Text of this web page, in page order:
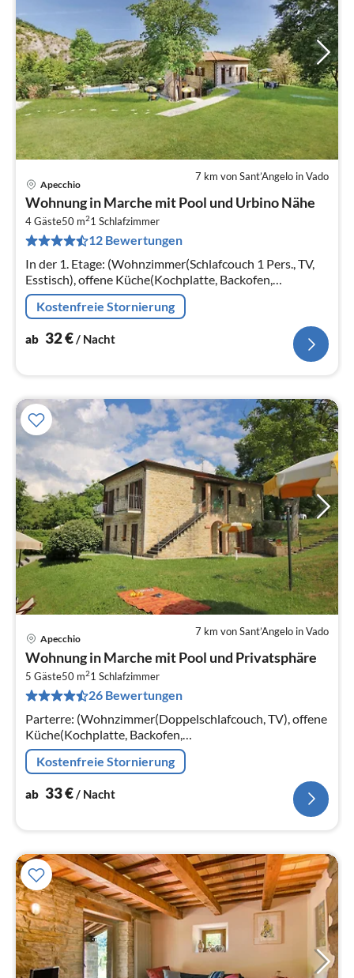
7 km von Sant’Angelo in Vado
Apecchio
Wohnung in Marche mit Pool und Urbino Nähe
4 Gäste50 m21 Schlafzimmer
12 Bewertungen
In der 1. Etage: (Wohnzimmer(Schlafcouch 1 Pers., TV,
Esstisch), offene Küche(Kochplatte, Backofen,
Kühl-/Gefrierkombination), Schlafzimmer(Einzelbett,
Doppelbett)
Kostenfreie Stornierung
ab 32€/ Nacht
7 km von Sant’Angelo in Vado
Apecchio
Wohnung in Marche mit Pool und Privatsphäre
5 Gäste50 m21 Schlafzimmer
26 Bewertungen
Parterre: (Wohnzimmer(Doppelschlafcouch, TV), offene
Küche(Kochplatte, Backofen,
Kühl-/Gefrierkombination), Schlafzimmer(Einzelbett,
Doppelbett)
Kostenfreie Stornierung
ab 33€ / Nacht